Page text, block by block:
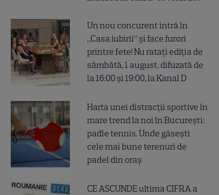
Un nou concurent intră în
„Casa iubirii” și face furori
printre fete! Nu ratați ediția de
sâmbătă, 1 august, difuzată de
la 16:00 și 19:00, la Kanal D
Harta unei distracții sportive în
mare trend la noi în București:
padle tennis. Unde găsești
cele mai bune terenuri de
padel din oraș
CE ASCUNDE ultima CIFRA a